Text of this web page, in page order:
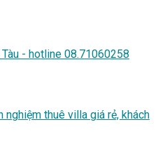
- hotline 08.71060258
thuê villa giá rẻ, khách